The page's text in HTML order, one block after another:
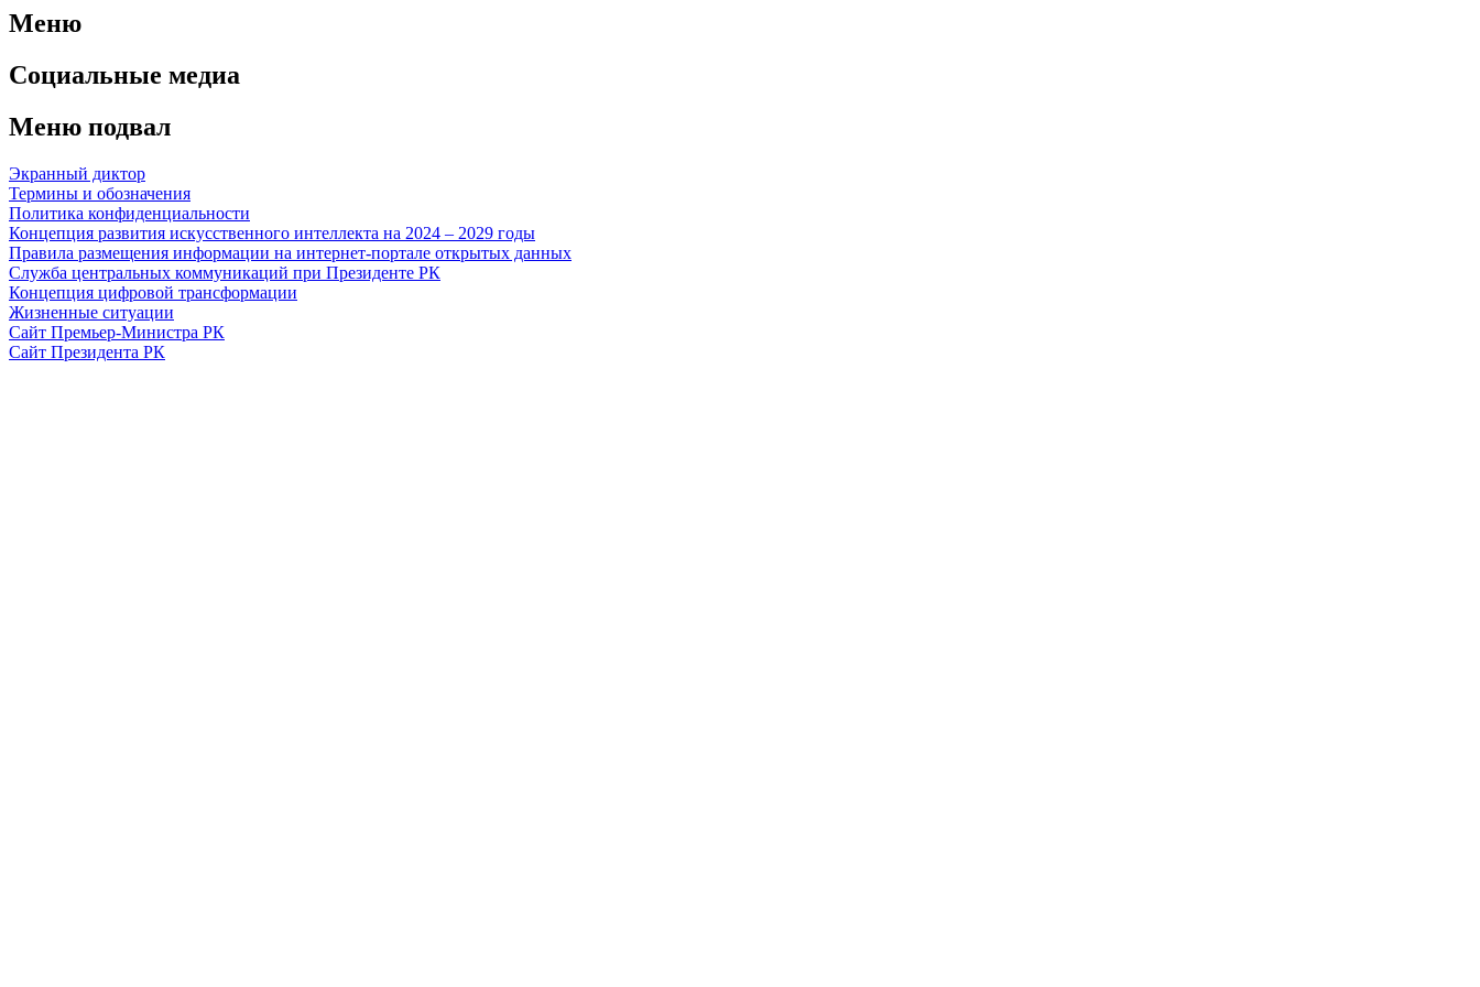
Меню
Социальные медиа
Меню подвал
Экранный диктор
Термины и обозначения
Политика конфиденциальности
Концепция развития искусственного интеллекта на 2024 – 2029 годы
Правила размещения информации на интернет-портале открытых данных
Служба центральных коммуникаций при Президенте РК
Концепция цифровой трансформации
Жизненные ситуации
Сайт Премьер-Министра РК
Сайт Президента РК